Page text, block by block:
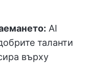
AI
таланти
върху